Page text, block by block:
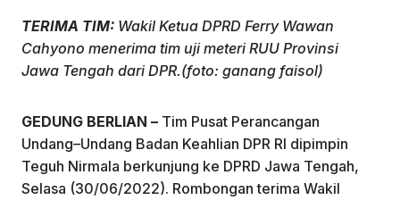
c
e
o
o
k
k
e
n
at
s
p
p
e
gr
m
ai
l
ar
e
TERIMA TIM: Wakil Ketua DPRD Ferry Wawan
Cahyono menerima tim uji meteri RUU Provinsi
Jawa Tengah dari DPR.(foto: ganang faisol)
GEDUNG BERLIAN – Tim Pusat Perancangan
Undang–Undang Badan Keahlian DPR RI dipimpin
Teguh Nirmala berkunjung ke DPRD Jawa Tengah,
Selasa (30/06/2022). Rombongan terima Wakil